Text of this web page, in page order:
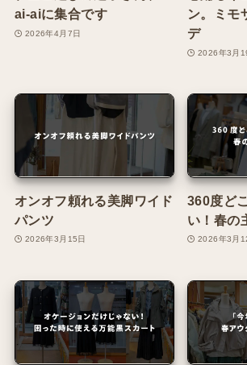
ai-aiに集合です
2026年4月7日
ン。ミモ
デ
2026年3月
オンオフ頼れる美脚ワイド
パンツ
2026年3月15日
360度ど
い！春の
2026年3月